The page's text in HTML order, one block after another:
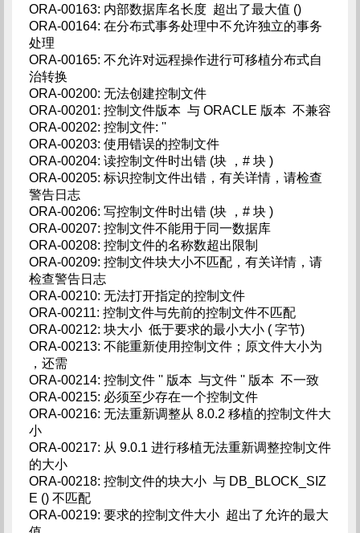
ORA-00163: 内部数据库名长度 超出了最大值 ()
ORA-00164: 在分布式事务处理中不允许独立的事务
处理
ORA-00165: 不允许对远程操作进行可移植分布式自
治转换
ORA-00200: 无法创建控制文件
ORA-00201: 控制文件版本 与 ORACLE 版本 不兼容
ORA-00202: 控制文件: ''
ORA-00203: 使用错误的控制文件
ORA-00204: 读控制文件时出错 (块 ，# 块 )
ORA-00205: 标识控制文件出错，有关详情，请检查
警告日志
ORA-00206: 写控制文件时出错 (块 ，# 块 )
ORA-00207: 控制文件不能用于同一数据库
ORA-00208: 控制文件的名称数超出限制
ORA-00209: 控制文件块大小不匹配，有关详情，请
检查警告日志
ORA-00210: 无法打开指定的控制文件
ORA-00211: 控制文件与先前的控制文件不匹配
ORA-00212: 块大小 低于要求的最小大小 ( 字节)
ORA-00213: 不能重新使用控制文件；原文件大小为
，还需
ORA-00214: 控制文件 '' 版本 与文件 '' 版本 不一致
ORA-00215: 必须至少存在一个控制文件
ORA-00216: 无法重新调整从 8.0.2 移植的控制文件大
小
ORA-00217: 从 9.0.1 进行移植无法重新调整控制文件
的大小
ORA-00218: 控制文件的块大小 与 DB_BLOCK_SIZ
E () 不匹配
ORA-00219: 要求的控制文件大小 超出了允许的最大